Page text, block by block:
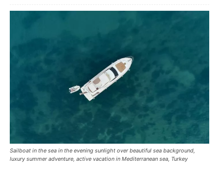
Sailboat in the sea in the evening sunlight over beautiful sea background,
luxury summer adventure, active vacation in Mediterranean sea, Turkey